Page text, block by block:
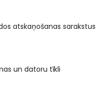
atskaņošanas sarakstus
un datoru tīkli